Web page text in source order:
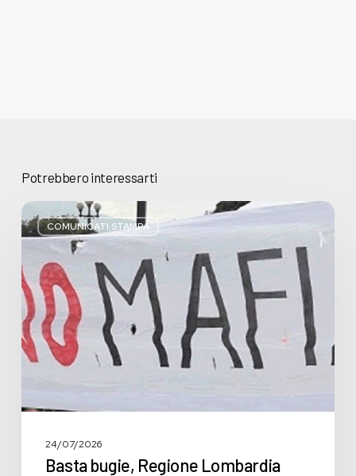
Potrebbero interessarti
COMUNICATI STAMPA
Basta
bugie,
Regione
Lombardia
pratica
l’antimafia
solo
a
parole
24/07/2026
Basta bugie, Regione Lombardia